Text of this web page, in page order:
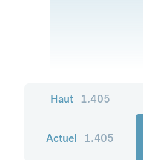
Haut 1.405
Actuel 1.405